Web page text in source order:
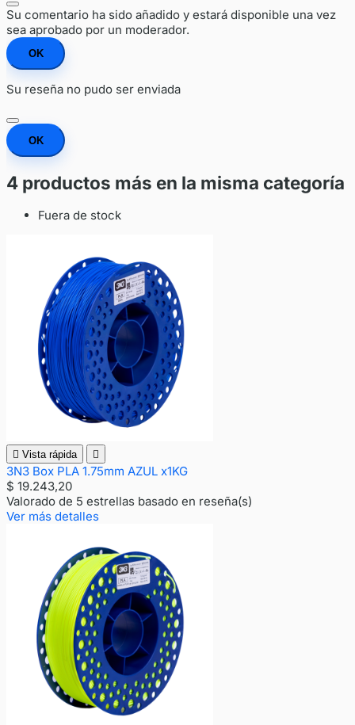
Su comentario ha sido añadido y estará disponible una vez
sea aprobado por un moderador.
OK
Su reseña no pudo ser enviada
OK
4 productos más en la misma categoría
Fuera de stock
 Vista rápida 
3N3 Box PLA 1.75mm AZUL x1KG
$ 19.243,20
Valorado de 5 estrellas basado en reseña(s)
Ver más detalles